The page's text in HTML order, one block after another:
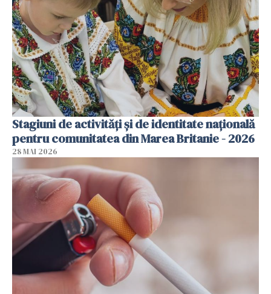
Stagiuni de activități și de identitate națională
pentru comunitatea din Marea Britanie - 2026
28 MAI 2026